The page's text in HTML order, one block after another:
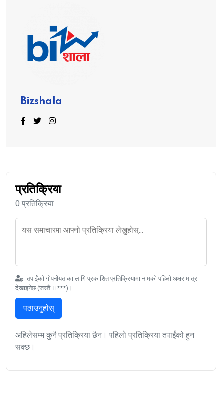
Bizshala
प्रतिक्रिया
0 प्रतिक्रिया
तपाईंको गोपनीयताका लागि प्रकाशित प्रतिक्रियामा नामको पहिलो अक्षर मात्र
देखाइनेछ (जस्तै: B***)।
पठाउनुहोस्
अहिलेसम्म कुनै प्रतिक्रिया छैन। पहिलो प्रतिक्रिया तपाईंको हुन
सक्छ।